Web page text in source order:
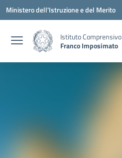
Vai ai contenuti
Vai al menu di navigazione
Vai al footer
Ministero dell'Istruzione e del Merito
Istituto Comprensivo
Franco Imposimato